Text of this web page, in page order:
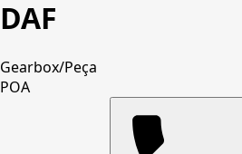
DAF
Gearbox/Peça
POA